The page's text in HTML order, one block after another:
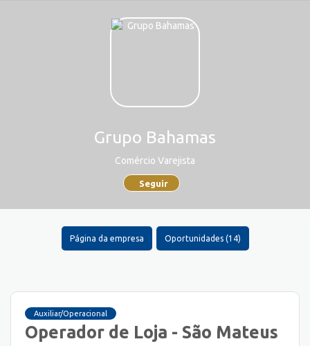
Grupo Bahamas
Comércio Varejista
Seguir
Página da empresa Oportunidades (14)
Auxiliar/Operacional
Operador de Loja - São Mateus